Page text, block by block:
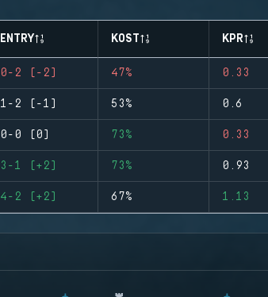
ENTRY KOST KPR
0-2 (-2) 47% 0.33
1-2 (-1) 53% 0.6
0-0 (0) 73% 0.33
3-1 (+2) 73% 0.93
4-2 (+2) 67% 1.13